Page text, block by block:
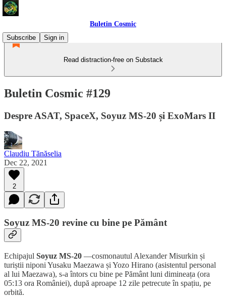
Buletin Cosmic
Subscribe
Sign in
Read distraction-free on Substack
Buletin Cosmic #129
Despre ASAT, SpaceX, Soyuz MS-20 și ExoMars II
Claudiu Tănăselia
Dec 22, 2021
2
Soyuz MS-20 revine cu bine pe Pământ
Echipajul Soyuz MS-20 —cosmonautul Alexander Misurkin și
turiștii niponi Yusaku Maezawa și Yozo Hirano (asistentul personal
al lui Maezawa), s-a întors cu bine pe Pământ luni dimineața (ora
05:13 ora României), după aproape 12 zile petrecute în spațiu, pe
orbită.